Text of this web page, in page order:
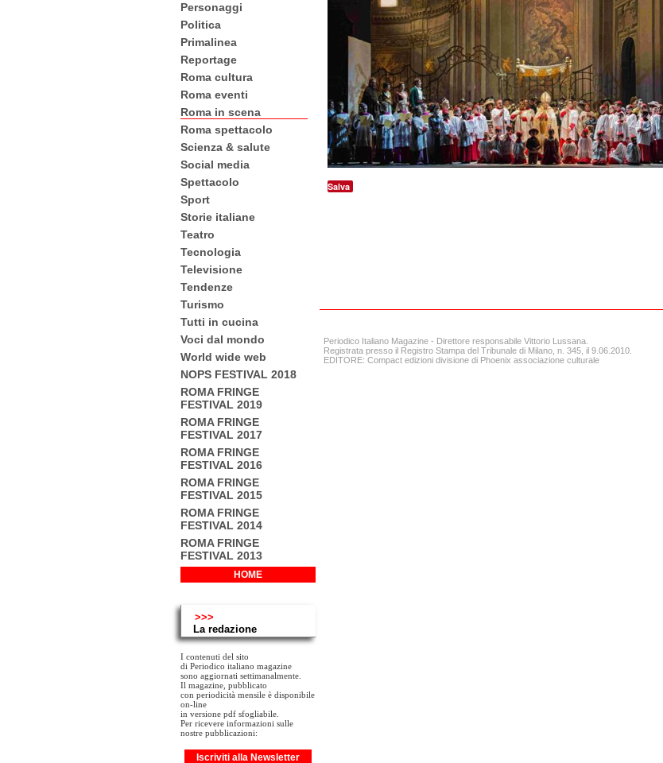
Personaggi
Politica
Primalinea
Reportage
Roma cultura
Roma eventi
Roma in scena
Roma spettacolo
Scienza & salute
Social media
Spettacolo
Sport
Storie italiane
Teatro
Tecnologia
Televisione
Tendenze
Turismo
Tutti in cucina
Voci dal mondo
World wide web
NOPS FESTIVAL 2018
ROMA FRINGE
FESTIVAL 2019
ROMA FRINGE
FESTIVAL 2017
ROMA FRINGE
FESTIVAL 2016
ROMA FRINGE
FESTIVAL 2015
ROMA FRINGE
FESTIVAL 2014
ROMA FRINGE
FESTIVAL 2013
HOME
>>>
La redazione
I contenuti del sito
di Periodico italiano magazine
sono aggiornati settimanalmente.
Il magazine, pubblicato
con periodicità mensile è disponibile
on-line
in versione pdf sfogliabile.
Per ricevere informazioni sulle
nostre pubblicazioni:
Iscriviti alla Newsletter
Salva
Periodico Italiano Magazine - Direttore responsabile Vittorio Lussana.
Registrata presso il Registro Stampa del Tribunale di Milano, n. 345, il 9.06.2010.
EDITORE: Compact edizioni divisione di Phoenix associazione culturale